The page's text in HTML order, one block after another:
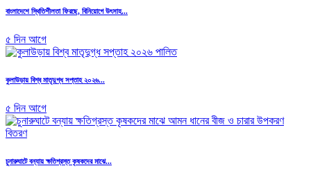
বাংলাদেশে স্থিতিশীলতা ফিরছে, বিনিয়োগে উৎসাহ...
৫ দিন আগে
কুলাউড়ায় বিশ্ব মাতৃদুগ্ধ সপ্তাহ ২০২৬...
৫ দিন আগে
চুনারুঘাটে বন্যায় ক্ষতিগ্রস্ত কৃষকদের মাঝে...